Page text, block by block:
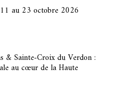
au 23 octobre 2026
& Sainte-Croix du Verdon :
au cœur de la Haute